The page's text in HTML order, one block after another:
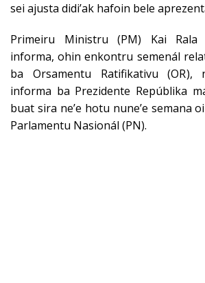
sei ajusta didi’ak hafoin bele
Primeiru Ministru (PM) Kai Rala
informa, ohin enkontru semenál
ba Orsamentu Ratifikativu (OR),
informa ba Prezidente Repúblika
buat sira ne’e hotu nune’e semana
Parlamentu Nasionál (PN).